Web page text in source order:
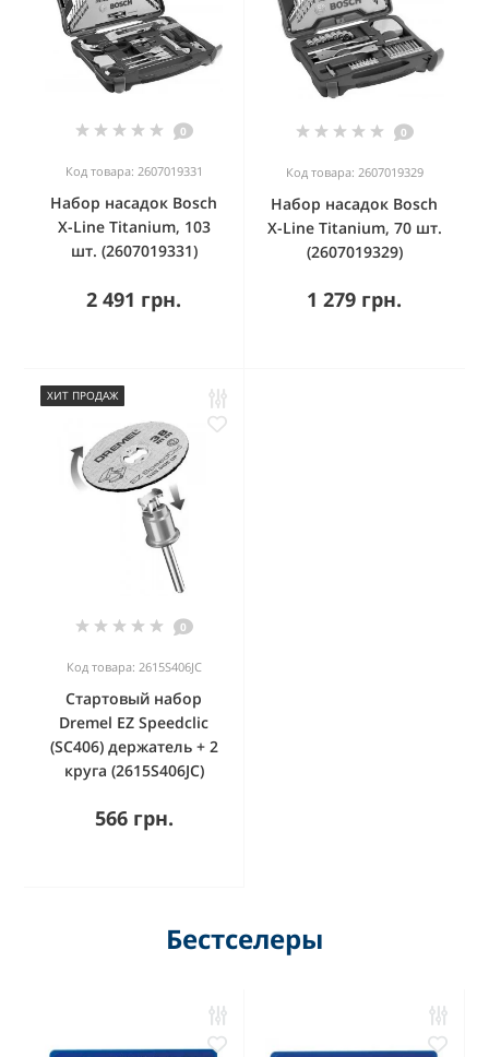
0
Код товара: 2607019331
Набор насадок Bosch
X-Line Titanium, 103
шт. (2607019331)
2 491 грн.
0
Код товара: 2607019329
Набор насадок Bosch
X-Line Titanium, 70 шт.
(2607019329)
1 279 грн.
ХИТ ПРОДАЖ
0
Код товара: 2615S406JC
Стартовый набор
Dremel EZ Speedclic
(SC406) держатель + 2
круга (2615S406JC)
566 грн.
Бестселеры